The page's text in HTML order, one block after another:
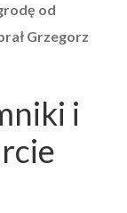
od
Grzegorz
i